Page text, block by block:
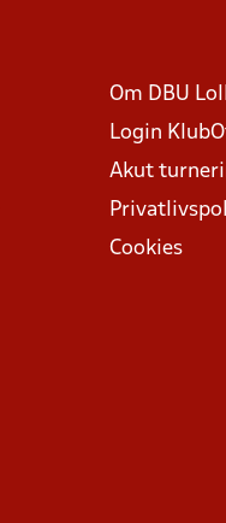
Om DBU
Login
Akut
Cookies